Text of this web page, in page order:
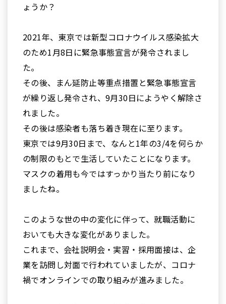
ょうか？
2021年、東京では新型コロナウイルス感染拡大
のため1月8日に緊急事態宣言が発令されまし
た。
その後、まん延防止等重点措置と緊急事態宣言
が繰り返し発令され、9月30日にようやく解除さ
れました。
その後は感染者も落ち着き現在に至ります。
東京では9月30日まで、なんと1年の3/4を何らか
の制限のもとで生活していたことになります。
マスクの着用も今ではすっかり当たり前になり
ましたね。
このような世の中の変化に伴って、就職活動に
おいても大きな変化がありました。
これまで、会社説明会・実習・採用面接は、企
業を訪問し対面で行われていましたが、コロナ
禍でオンラインでの取り組みが進みました。